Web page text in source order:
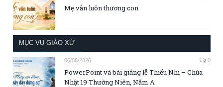
Mẹ vẫn luôn thương con
MỤC VỤ GIÁO XỨ
06/08/2026 0
PowerPoint và bài giảng lễ Thiếu Nhi – Chúa
Nhật 19 Thường Niên, Năm A